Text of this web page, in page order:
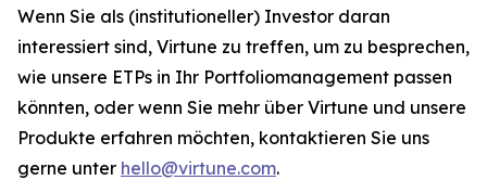
Wenn Sie als (institutioneller) Investor daran
interessiert sind, Virtune zu treffen, um zu besprechen,
wie unsere ETPs in Ihr Portfoliomanagement passen
könnten, oder wenn Sie mehr über Virtune und unsere
Produkte erfahren möchten, kontaktieren Sie uns
gerne unter hello@virtune.com.